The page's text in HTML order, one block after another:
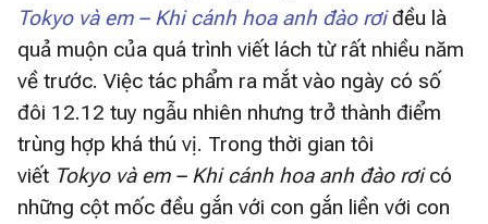
Tokyo và em – Khi cánh hoa anh đào rơi đều là
quả muộn của quá trình viết lách từ rất nhiều năm
về trước. Việc tác phẩm ra mắt vào ngày có số
đôi 12.12 tuy ngẫu nhiên nhưng trở thành điểm
trùng hợp khá thú vị. Trong thời gian tôi
viết Tokyo và em – Khi cánh hoa anh đào rơicó
những cột mốc đều gắn với con gắn liền với con